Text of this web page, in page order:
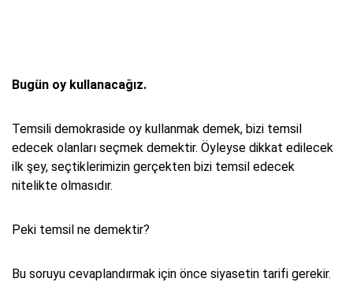
Bugün oy kullanacağız.
Temsili demokraside oy kullanmak demek, bizi temsil
edecek olanları seçmek demektir. Öyleyse dikkat edilecek
ilk şey, seçtiklerimizin gerçekten bizi temsil edecek
nitelikte olmasıdır.
Peki temsil ne demektir?
Bu soruyu cevaplandırmak için önce siyasetin tarifi gerekir.